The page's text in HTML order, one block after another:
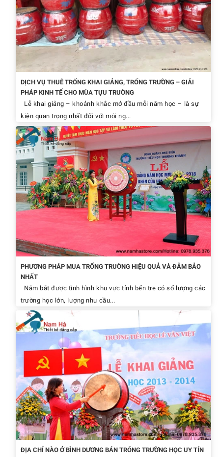
DỊCH VỤ THUÊ TRỐNG KHAI GIẢNG, TRỐNG TRƯỜNG – GIẢI
PHÁP KINH TẾ CHO MÙA TỰU TRƯỜNG
Lễ khai giảng – khoảnh khắc mở đầu mỗi năm học – là sự
kiện quan trọng nhất đối với mỗi ng...
PHƯƠNG PHÁP MUA TRỐNG TRƯỜNG HIỆU QUẢ VÀ ĐẢM BẢO
NHẤT
Nắm bắt được tình hình khu vực tỉnh bến tre có số lượng các
trường học lớn, lượng nhu cầu...
ĐỊA CHỈ NÀO Ở BÌNH DƯƠNG BÁN TRỐNG TRƯỜNG HỌC UY TÍN